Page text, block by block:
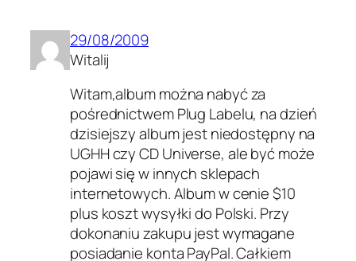
29/08/2009
Witalij
Witam,album można nabyć za
pośrednictwem Plug Labelu, na dzień
dzisiejszy album jest niedostępny na
UGHH czy CD Universe, ale być może
pojawi się w innych sklepach
internetowych. Album w cenie $10
plus koszt wysyłki do Polski. Przy
dokonaniu zakupu jest wymagane
posiadanie konta PayPal. Całkiem